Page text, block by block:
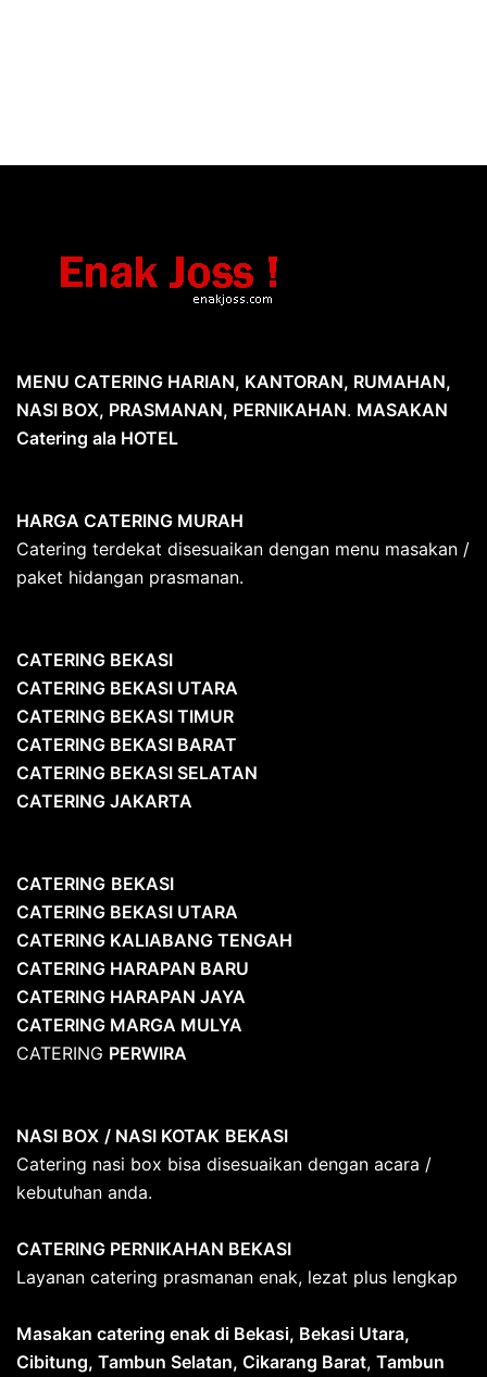
MENU CATERING HARIAN, KANTORAN, RUMAHAN,
NASI BOX, PRASMANAN, PERNIKAHAN. MASAKAN
Catering ala HOTEL
HARGA CATERING MURAH
Catering terdekat disesuaikan dengan menu masakan /
paket hidangan prasmanan.
CATERING BEKASI
CATERING BEKASI UTARA
CATERING BEKASI TIMUR
CATERING BEKASI BARAT
CATERING BEKASI SELATAN
CATERING JAKARTA
CATERING BEKASI
CATERING BEKASI UTARA
CATERING KALIABANG TENGAH
CATERING HARAPAN BARU
CATERING HARAPAN JAYA
CATERING MARGA MULYA
CATERING PERWIRA
NASI BOX / NASI KOTAK BEKASI
Catering nasi box bisa disesuaikan dengan acara /
kebutuhan anda.
CATERING PERNIKAHAN BEKASI
Layanan catering prasmanan enak, lezat plus lengkap
Masakan catering enak di Bekasi, Bekasi Utara,
Cibitung, Tambun Selatan, Cikarang Barat, Tambun